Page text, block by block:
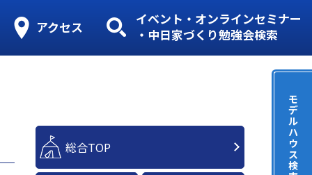
アクセス
イベント・オンラインセミナー
・中日家づくり勉強会検索
総合TOP
モ
デ
ル
ハ
ウ
ス
検